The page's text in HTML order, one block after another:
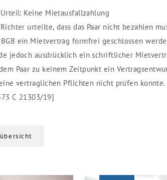
Urteil: Keine Mietausfallzahlung
urteilte, dass das Paar nicht bezahlen
ein Mietvertrag formfrei geschlossen
jedoch ausdrücklich ein schriftlicher
Paar zu keinem Zeitpunkt ein
vertraglichen Pflichten nicht prüfen
C 21303/19]